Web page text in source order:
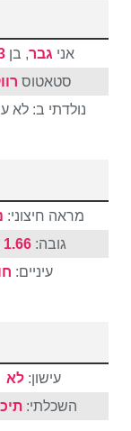
אני גבר, בן
סטאטוס
נולדתי ב: לא
מראה חיצוני:
גובה:1.66
עיניים:
עישון: לא
השכלתי: